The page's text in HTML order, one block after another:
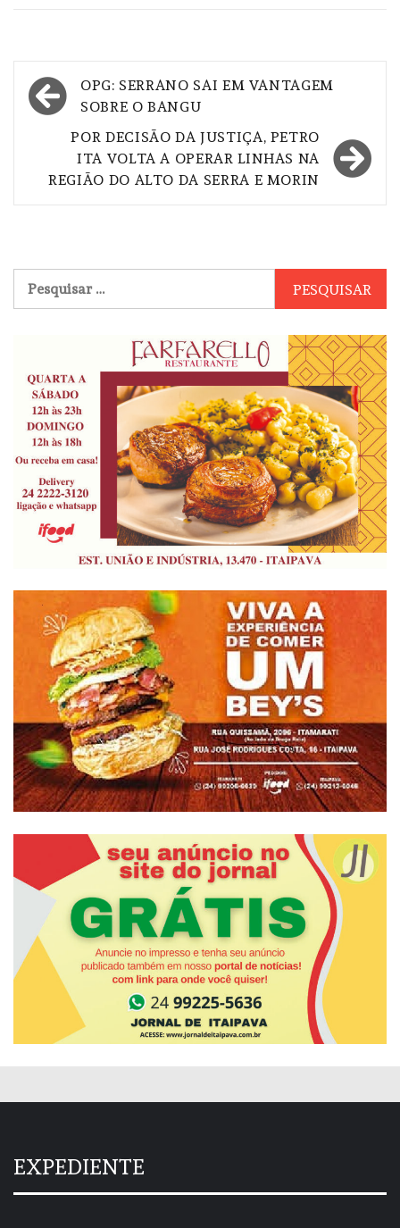
Navegação
de
Post
OPG: SERRANO SAI EM VANTAGEM
SOBRE O BANGU
POR DECISÃO DA JUSTIÇA, PETRO
ITA VOLTA A OPERAR LINHAS NA
REGIÃO DO ALTO DA SERRA E MORIN
por:
EXPEDIENTE